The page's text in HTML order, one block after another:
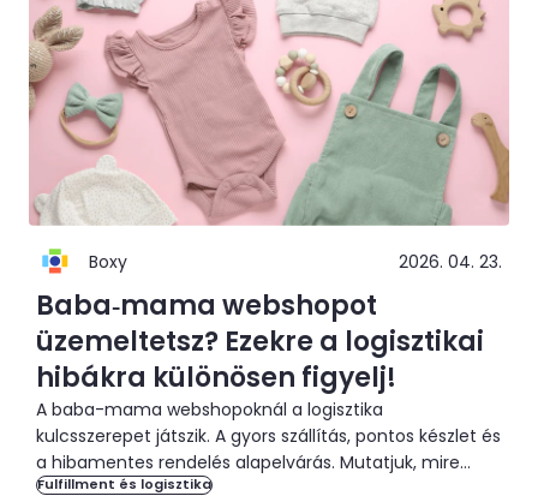
Boxy 2026. 04. 23.
Baba‑mama webshopot
üzemeltetsz? Ezekre a logisztikai
hibákra különösen figyelj!
A baba-mama webshopoknál a logisztika
kulcsszerepet játszik. A gyors szállítás, pontos készlet és
a hibamentes rendelés alapelvárás. Mutatjuk, mire
figyelj!
Fulfillment és logisztika